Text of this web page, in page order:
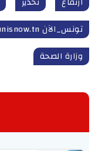
تونس_الآن tunisnow.tn
وزارة الصحة